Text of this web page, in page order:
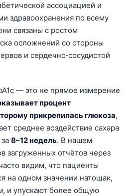
ассоциацией и
здравоохранения по всему
связаны с ростом
осложнений со стороны
и сердечно‑сосудистой
— это не прямое измерение
процент
прикрепилась глюкоза,
среднее воздействие сахара
8–12 недель. В нашем
загруженных отчётов через
видим, что пациенты
на одном значении натощак,
и упускают более общую